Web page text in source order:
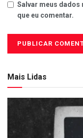
Salvar meus dados
que eu comentar.
Mais Lidas